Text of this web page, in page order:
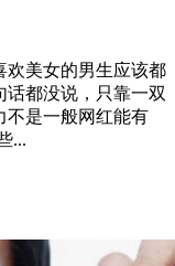
欢美女的男生应该都
都没说，只靠一双
不是一般网红能有
...